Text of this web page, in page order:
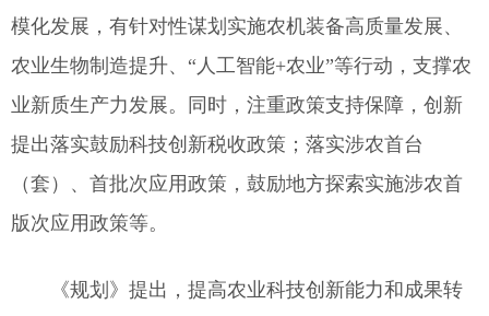
模化发展，有针对性谋划实施农机装备高质量发展、
农业生物制造提升、“人工智能+农业”等行动，支撑农
业新质生产力发展。同时，注重政策支持保障，创新
提出落实鼓励科技创新税收政策；落实涉农首台
（套）、首批次应用政策，鼓励地方探索实施涉农首
版次应用政策等。
《规划》提出，提高农业科技创新能力和成果转